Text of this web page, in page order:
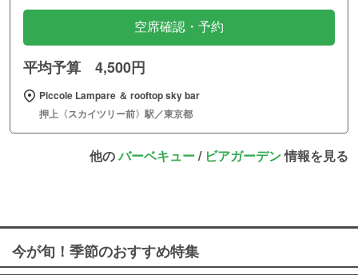
空席確認・予約
平均予算 4,500円
Piccole Lampare ＆ rooftop sky bar
押上〈スカイツリー前〉駅／東京都
他のバーベキュー/ ビアガーデン情報を見る
今が旬！季節のおすすめ特集